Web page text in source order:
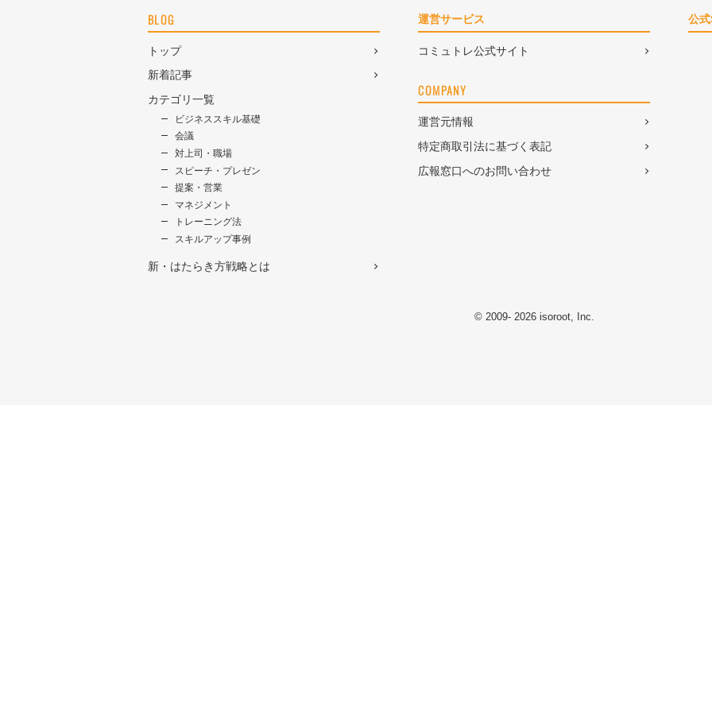
BLOG
トップ
新着記事
カテゴリ一覧
ビジネススキル基礎
会議
対上司・職場
スピーチ・プレゼン
提案・営業
マネジメント
トレーニング法
スキルアップ事例
新・はたらき方戦略とは
運営サービス
コミュトレ公式サイト
COMPANY
運営元情報
特定商取引法に基づく表記
広報窓口へのお問い合わせ
公
© 2009- 2026 isoroot, Inc.